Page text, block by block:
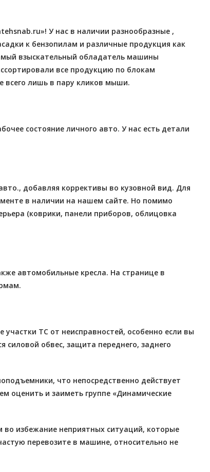
У нас в наличии разнообразные ,
к бензопилам и различные продукция как
взыскательный обладатель машины
все продукцию по блокам
всего лишь в пару кликов мыши.
состояние личного авто. У нас есть детали
добавляя коррективы во кузовной вид. Для
в наличии на нашем сайте. Но помимо
(коврики, панели приборов, облицовка
автомобильные кресла. На странице в
ТС от неисправностей, особенно если вы
обвес, защита переднего, заднего
что непосредственно действует
оценить и заиметь группе «Динамические
избежание неприятных ситуаций, которые
перевозите в машине, относительно не